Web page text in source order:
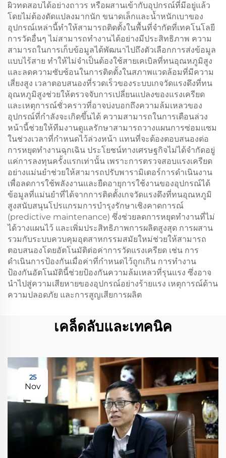
ผิวทดสอบได้อย่างถาวร หรือผสานเข้ากับอุปกรณ์ที่มีอยู่แล้ว
โดยไม่ต้องดัดแปลงมากนัก ขนาดเล็กและน้ำหนักเบาของ
อุปกรณ์เหล่านี้ทำให้สามารถติดตั้งในพื้นที่จำกัดที่เทคโนโลยี
การวัดอื่นๆ ไม่สามารถทำงานได้อย่างมีประสิทธิภาพ ความ
สามารถในการเก็บข้อมูลได้พัฒนาไปถึงตัวเลือกการส่งข้อมูล
แบบไร้สาย ทำให้ไม่จำเป็นต้องใช้สายเคเบิลที่ทนอุณหภูมิสูง
และลดความซับซ้อนในการติดตั้งในสภาพแวดล้อมที่มีความ
เสี่ยงสูง เวลาตอบสนองที่รวดเร็วของระบบเกจวัดแรงดึงที่ทน
อุณหภูมิสูงช่วยให้ตรวจจับการเปลี่ยนแปลงของแรงเครียด
และเหตุการณ์ชั่วคราวที่อาจบ่งบอกถึงความล้มเหลวของ
อุปกรณ์ที่กำลังจะเกิดขึ้นได้ ความสามารถในการเตือนล่วง
หน้านี้ช่วยให้ทีมงานดูแลรักษาสามารถวางแผนการซ่อมแซม
ในช่วงเวลาที่กำหนดไว้ล่วงหน้า แทนที่จะต้องตอบสนองต่อ
การหยุดทำงานฉุกเฉิน ประโยชน์ทางเศรษฐกิจไม่ได้จำกัดอยู่
แค่การลงทุนครั้งแรกเท่านั้น เพราะการตรวจสอบแรงเครียด
อย่างแม่นยำช่วยให้สามารถปรับพารามิเตอร์การดำเนินงาน
เพื่อลดการใช้พลังงานและยืดอายุการใช้งานของอุปกรณ์ได้
ข้อมูลที่แม่นยำที่ได้จากการติดตั้งเกจวัดแรงดึงที่ทนอุณหภูมิ
สูงสนับสนุนโปรแกรมการบำรุงรักษาเชิงคาดการณ์
(predictive maintenance) ซึ่งช่วยลดการหยุดทำงานที่ไม่
ได้วางแผนไว้ และเพิ่มประสิทธิภาพการผลิตสูงสุด การผสาน
รวมกับระบบควบคุมอุตสาหกรรมสมัยใหม่ช่วยให้สามารถ
ตอบสนองโดยอัตโนมัติต่อค่าการวัดแรงเครียด เช่น การ
ดำเนินการป้องกันเมื่อค่าที่กำหนดไว้ถูกเกิน การทำงาน
ป้องกันอัตโนมัตินี้ช่วยป้องกันความล้มเหลวที่รุนแรง ซึ่งอาจ
นำไปสู่ความเสียหายของอุปกรณ์อย่างร้ายแรง เหตุการณ์ด้าน
ความปลอดภัย และการสูญเสียการผลิต
เคล็ดลับและเทคนิค
25
Nov